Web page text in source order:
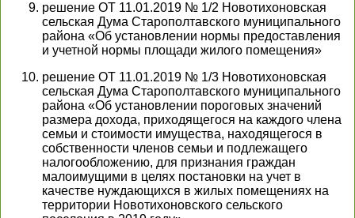
решение ОТ 11.01.2019 № 1/2 Новотихоновская
сельская Дума Старополтавского муниципального
района «Об установлении нормы предоставления
и учетной нормы площади жилого помещения»
решение ОТ 11.01.2019 № 1/3 Новотихоновская
сельская Дума Старополтавского муниципального
района «Об установлении пороговых значений
размера дохода, приходящегося на каждого члена
семьи и стоимости имущества, находящегося в
собственности членов семьи и подлежащего
налогообложению, для признания граждан
малоимущими в целях постановки на учет в
качестве нуждающихся в жилых помещениях на
территории Новотихоновского сельского